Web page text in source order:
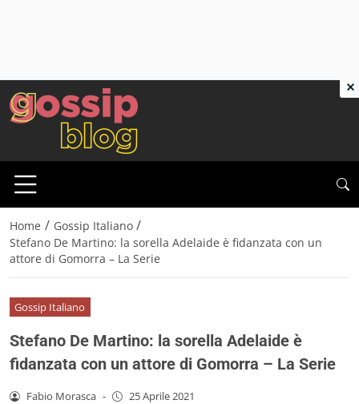
Home / Gossip Italiano /
Stefano De Martino: la sorella Adelaide è fidanzata con un
attore di Gomorra – La Serie
Gossip Italiano
Stefano De Martino: la sorella Adelaide è
fidanzata con un attore di Gomorra – La Serie
Fabio Morasca - 25 Aprile 2021
×